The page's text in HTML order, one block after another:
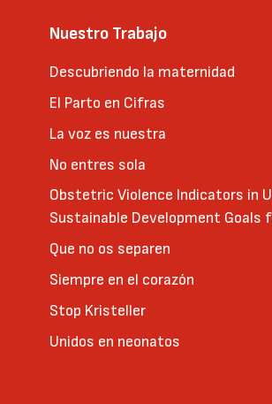
Nuestro Trabajo
Descubriendo la maternidad
El Parto en Cifras
La voz es nuestra
No entres sola
Obstetric Violence Indicators in
Sustainable Development Goals
Que no os separen
Siempre en el corazón
Stop Kristeller
Unidos en neonatos